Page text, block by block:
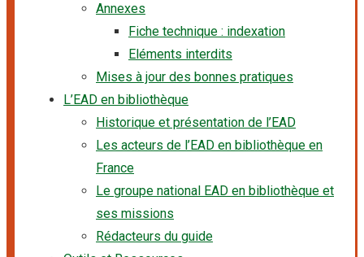
Annexes
Fiche technique : indexation
Eléments interdits
Mises à jour des bonnes pratiques
L’EAD en bibliothèque
Historique et présentation de l’EAD
Les acteurs de l’EAD en bibliothèque en
France
Le groupe national EAD en bibliothèque et
ses missions
Rédacteurs du guide